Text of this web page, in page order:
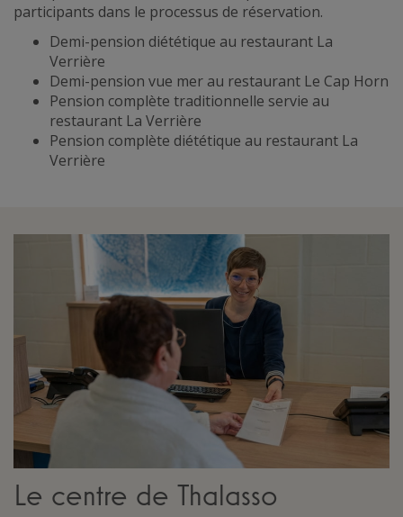
participants dans le processus de réservation.
Demi-pension diététique au restaurant La
Verrière
Demi-pension vue mer au restaurant Le Cap Horn
Pension complète traditionnelle servie au
restaurant La Verrière
Pension complète diététique au restaurant La
Verrière
Le centre de Thalasso